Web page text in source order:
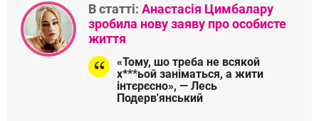
В статті: Анастасія Цимбалару
зробила нову заяву про особисте
життя
«Тому, шо треба не всякой
х***ьой заніматься, а жити
інтєрєсно», — Лесь
Подерв'янський